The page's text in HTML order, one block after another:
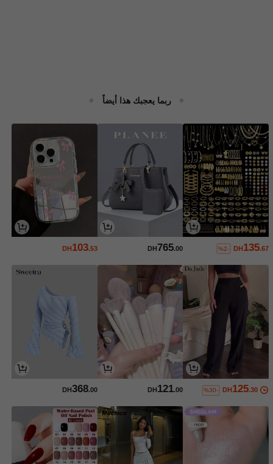
ربما يعجبك هذا أيضاً
DH135.67
%2-
DH765.00
DH103.53
DH125.30
%30-
DH121.00
DH368.00